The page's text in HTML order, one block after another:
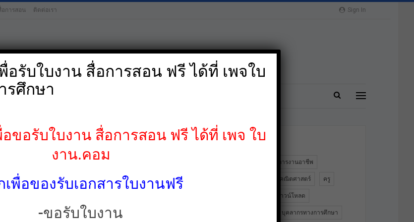
Sign In
อการสอน ติดต่อเรา
ป.4 ป.5
ป้ายกำกับ
การงานอาชีพ
คณิตศาสตร์ ครู
ดาวน์โหลด
บุคลากรทางการศึกษา
รับใบงาน สื่อการสอน ฟรี ได้ที่ เพจใบ
รศึกษา
ขอรับใบงาน สื่อการสอน ฟรี ได้ที่ เพจ ใบ
งาน.คอม
เพื่อของรับเอกสารใบงานฟรี
-ขอรับใบงาน